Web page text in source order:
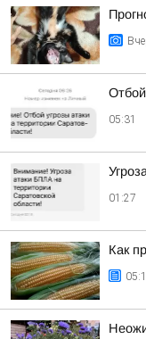
05:31
01:27
Как